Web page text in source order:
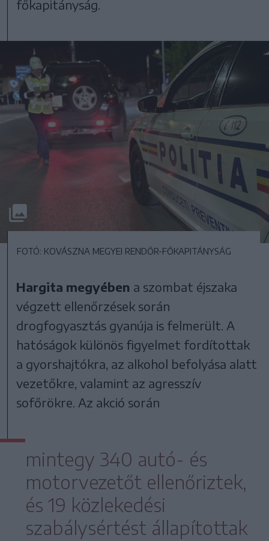
főkapitányság.
FOTÓ: KOVÁSZNA MEGYEI RENDŐR-FŐKAPITÁNYSÁG
Hargita megyében a szombat éjszaka
végzett ellenőrzések során
drogfogyasztás gyanúja is felmerült. A
hatóságok különös figyelmet fordítottak
a gyorshajtókra, az alkohol befolyása alatt
vezetőkre, valamint az agresszív
sofőrökre. Az akció során
mintegy 340 autó- és
motorvezetőt ellenőriztek,
és 19 közlekedési
szabálysértést állapítottak